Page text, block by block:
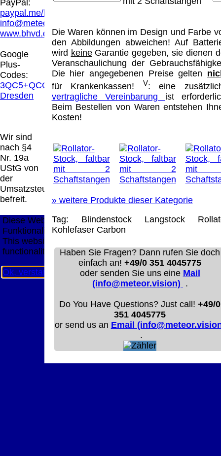
PayPal:
paypal.me/blindenhilfsmittel
info@meteor.vision
www.bhvd.de
Google
Plus-
Codes:
3QC5+QCG
Dresden
Wir sind
nach §4
Nr. 19a
UStG von
der
Umsatzsteuer
befreit.
Die Waren können im Design und Farbe
den Abbildungen abweichen! Auf
wird keineGarantie gegeben, sie dienen
Veranschaulichung der
Die hier angegebenen Preise gelten
für Krankenkassen!
V: eine
vertragliche Vereinbarung ist
Beim Bestellen von Waren entstehen
Kosten!
»weitere Produkte dieser Kategorie
Tag:
BlindenstockLangstock
KohlefaserCarbon
Haben Sie Fragen? Dann rufen Sie doch
einfach an!+49/0 351 4045775
oder senden Sie uns eine Mail
(info@meteor.vision) .
Do You Have Questions? Just call!+49/0
351 4045775
or send us an Email
.
Anbringung eines Links, die Inhalte der
gelinkten Seite ggf. mit zu verantworten hat.
Dieses kann nur dadurch verhindert werden,
dass man sich ausdrücklich von diesen
Inhalten distanziert. Hiermit distanzieren wir
uns ausdrücklich von allen Inhalten, aller
gelinkten Seiten auf unserer Homepage und
machen uns diese Inhalte nicht zu eigen.
Diese Erklärung gilt für alle auf unserer
Homepage angebrachten Links.
Die Europäische Kommission stellt eine
Plattform zur Online-Streitbeilegung (OS)
bereit. Die Plattform finden Sie unter
http://ec.europa.eu/consumers/odr/Unsere E-
Mailadresse lautet:info@meteor.vision.
Seitenanfang Impressum AGB Widerruf
Datenschutz Urheberrechte Kontakt Links
Katalog (PDF) Sitemap
große Anzeige Schließen X
Diese Website nutzt Cookies, um bestmögliche
Funktionalität bieten zu können.
This website uses cookies to provide the best possible
functionality.
Ok, verstanden Mehr Infos